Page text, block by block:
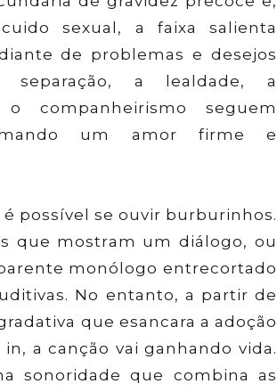
sexual, a faixa salienta
de problemas e desejos
separação, a lealdade, a
companheirismo seguem
um amor firme e
possível se ouvir burburinhos.
que mostram um diálogo, ou
monólogo entrecortado
No entanto, a partir de
que esancara a adoção
a canção vai ganhando vida.
sonoridade que combina as